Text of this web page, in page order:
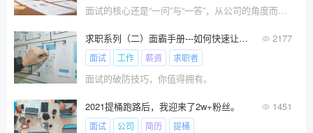
面试的核心还是“一问”与“一答”，从公司的角度而言，就是说我们向面试者提什么样的问题，我们怎么回答面试者的疑惑，面试不是聊天，不是拉家常，关键技能的考量才是核心。
求职系列（二）面霸手册---如何快速让面试官破防 2177
面试 工作 薪资 求职者
面试的破防技巧，你值得拥有。
2021提桶跑路后，我迎来了2w+粉丝。 1451
面试 公司 简历 提桶